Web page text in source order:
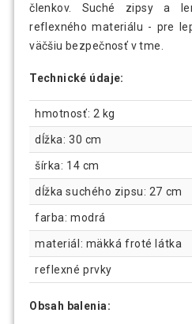
členkov. Suché zipsy a
reflexného materiálu - pre
väčšiu bezpečnosť v tme.
Technické údaje:
hmotnosť: 2 kg
dĺžka: 30 cm
šírka: 14 cm
dĺžka suchého zipsu: 27 cm
farba: modrá
materiál: mäkká froté látka
reflexné prvky
Obsah balenia: